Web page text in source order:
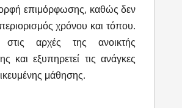
επιμόρφωσης, καθώς δεν
χρόνου και τόπου.
στις αρχές της ανοικτής
και εξυπηρετεί τις ανάγκες
μάθησης.